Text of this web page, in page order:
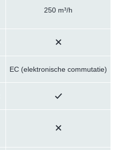
250 m³/h
EC (elektronische commutatie)